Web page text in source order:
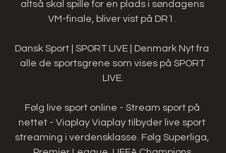
altså skal spille for en plads i søndagens
VM-finale, bliver vist på DR1.
Dansk Sport | SPORT LIVE | Denmark Nyt fra
alle de sportsgrene som vises på SPORT
LIVE.
Følg live sport online - Stream sport på
nettet - Viaplay Viaplay tilbyder live sport
streaming i verdensklasse. Følg Superliga,